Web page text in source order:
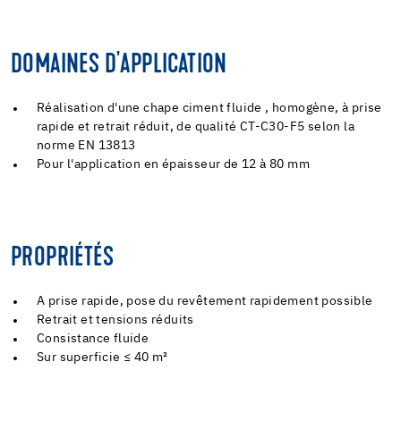
DOMAINES D'APPLICATION
Réalisation d'une chape ciment fluide , homogène, à prise
rapide et retrait réduit, de qualité CT-C30-F5 selon la
norme EN 13813
Pour l'application en épaisseur de 12 à 80 mm
PROPRIÉTÉS
A prise rapide, pose du revêtement rapidement possible
Retrait et tensions réduits
Consistance fluide
Sur superficie ≤ 40 m²